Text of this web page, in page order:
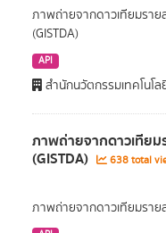
ภาพถ่ายจากดาวเทียมราย
(GISTDA)
API
สำนักนวัตกรรมเทคโนโ
ภาพถ่ายจากดาวเทียม
(GISTDA) 638 total
ภาพถ่ายจากดาวเทียมราย